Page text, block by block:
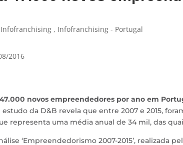
Infofranchising , Infofranchising - Portugal
2016
novos empreendedores por ano em
estudo da D&B revela que entre 2007 e 2015,
representa uma média anual de 34 mil, das
‘Empreendedorismo 2007-2015’, realizada